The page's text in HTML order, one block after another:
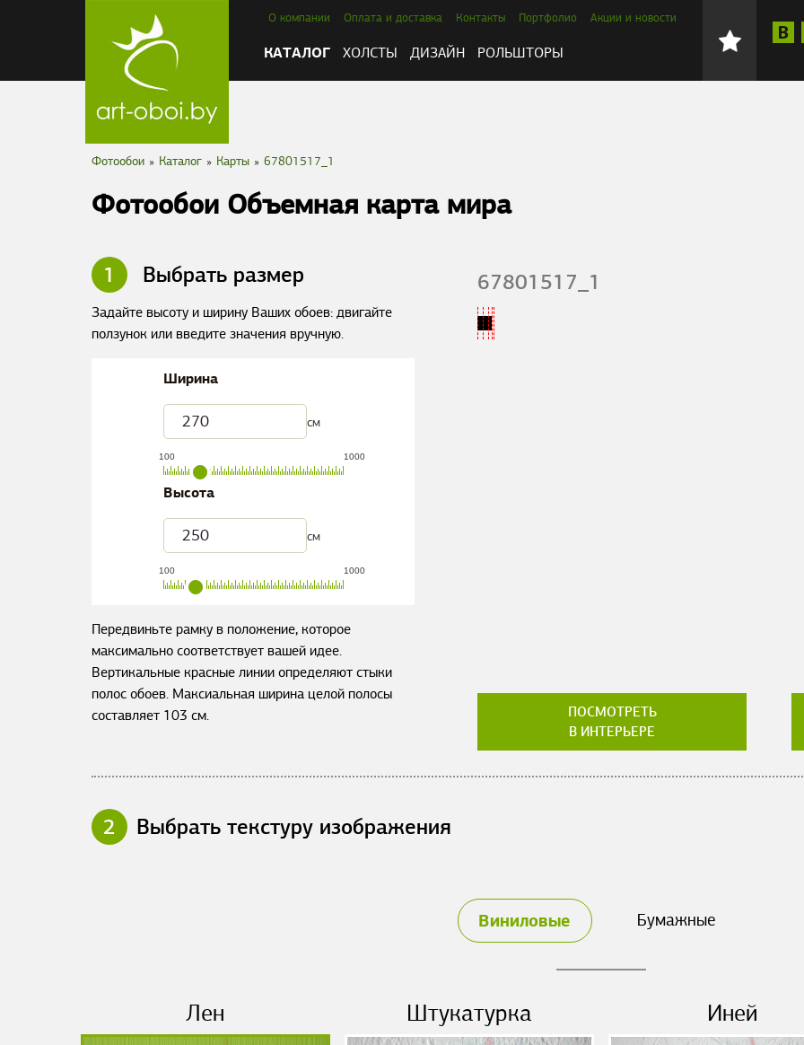
О компании Оплата и доставка Контакты Портфолио Акции и новости
КАТАЛОГ ХОЛСТЫ ДИЗАЙН РОЛЬШТОРЫ
Фотообои » Каталог » Карты » 67801517_1
Фотообои Объемная карта мира
1 Выбрать размер
Задайте высоту и ширину Ваших обоев: двигайте
ползунок или введите значения вручную.
Ширина
см
100 1000
Высота
см
100 1000
Передвиньте рамку в положение, которое
максимально соответствует вашей идее.
Вертикальные красные линии определяют стыки
полос обоев. Максиальная ширина целой полосы
составляет 103 см.
67801517_1
ПОСМОТРЕТЬ
В ИНТЕРЬЕРЕ
2 Выбрать текстуру изображения
Виниловые Бумажные
Лен Штукатурка Иней